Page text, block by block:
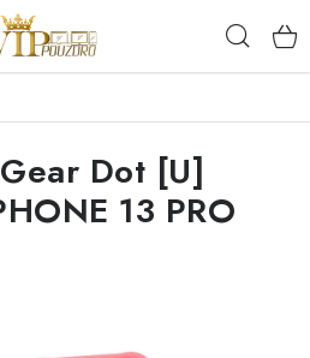
A FÓLIEDot [U]
13 PRO